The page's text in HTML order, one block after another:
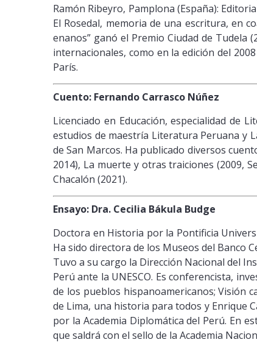
Ramón Ribeyro, Pamplona (España):
El Rosedal, memoria de una escritura, en
enanos” ganó el Premio Ciudad de Tudela
internacionales, como en la edición del
París.
Cuento: Fernando Carrasco Núñez
Licenciado en Educación, especialidad de
estudios de maestría Literatura Peruana y
de San Marcos. Ha publicado diversos
2014), La muerte y otras traiciones (2009,
Chacalón (2021).
Ensayo: Dra. Cecilia Bákula Budge
Doctora en Historia por la Pontificia
Ha sido directora de los Museos del Banco
Tuvo a su cargo la Dirección Nacional del
Perú ante la UNESCO. Es conferencista,
de los pueblos hispanoamericanos; Visión
de Lima, una historia para todos y Enrique
por la Academia Diplomática del Perú. En
que saldrá con el sello de la Academia